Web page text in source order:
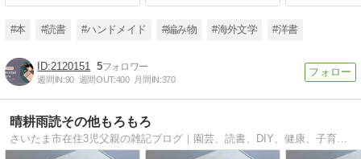
#本 #読書 #ハンドメイド #編み物 #海外文学 #洋書
2120151 5
週間IN:90 週間OUT:400 月間IN:370
晴耕雨読その他もろもろ
さいたま市在住3児父親の雑記ブログ｜園芸、読書、DIY、健康、子育て、お金、買い物、お出掛けなどなど何でもアリの雑記ブログです。本を読みあれこれ考える、考えたことを実践するというインプット＆アウトプットのためのブログを目指しています。